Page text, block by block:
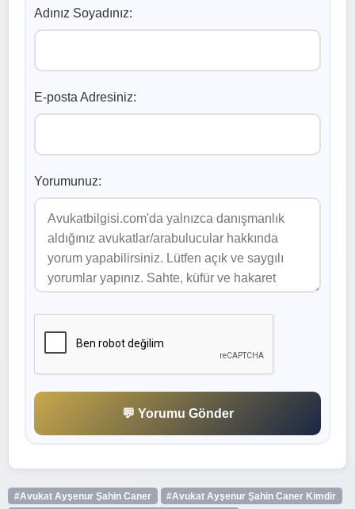
Adınız Soyadınız:
E-posta Adresiniz:
Yorumunuz:
💬 Yorumu Gönder
#Avukat Ayşenur Şahin Caner
#Avukat Ayşenur Şahin Caner Kimdir